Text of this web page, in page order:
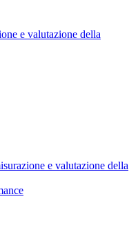
e valutazione della
e valutazione della